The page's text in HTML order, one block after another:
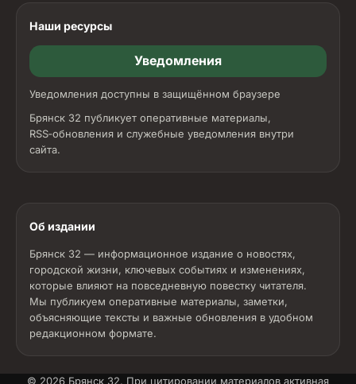
Наши ресурсы
Уведомления
Уведомления доступны в защищённом браузере
Брянск 32 публикует оперативные материалы,
RSS‑обновления и служебные уведомления внутри
сайта.
Об издании
Брянск 32 — информационное издание о новостях,
городской жизни, ключевых событиях и изменениях,
которые влияют на повседневную повестку читателя.
Мы публикуем оперативные материалы, заметки,
объясняющие тексты и важные обновления в удобном
редакционном формате.
© 2026 Брянск 32. При цитировании материалов активная